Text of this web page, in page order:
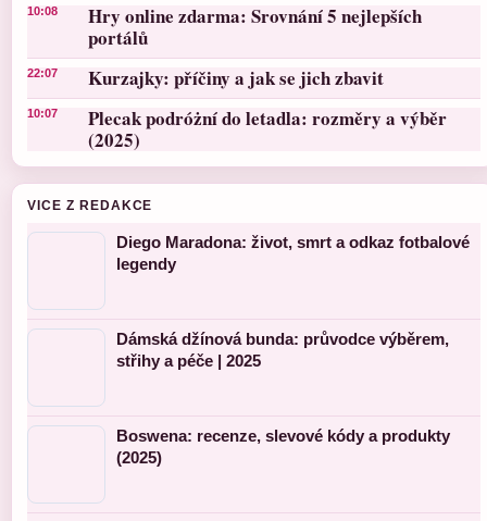
10:08
Hry online zdarma: Srovnání 5 nejlepších
portálů
22:07 Kurzajky: příčiny a jak se jich zbavit
10:07
Plecak podróżní do letadla: rozměry a výběr
(2025)
VICE Z REDAKCE
Diego Maradona: život, smrt a odkaz fotbalové
legendy
Dámská džínová bunda: průvodce výběrem,
střihy a péče | 2025
Boswena: recenze, slevové kódy a produkty
(2025)